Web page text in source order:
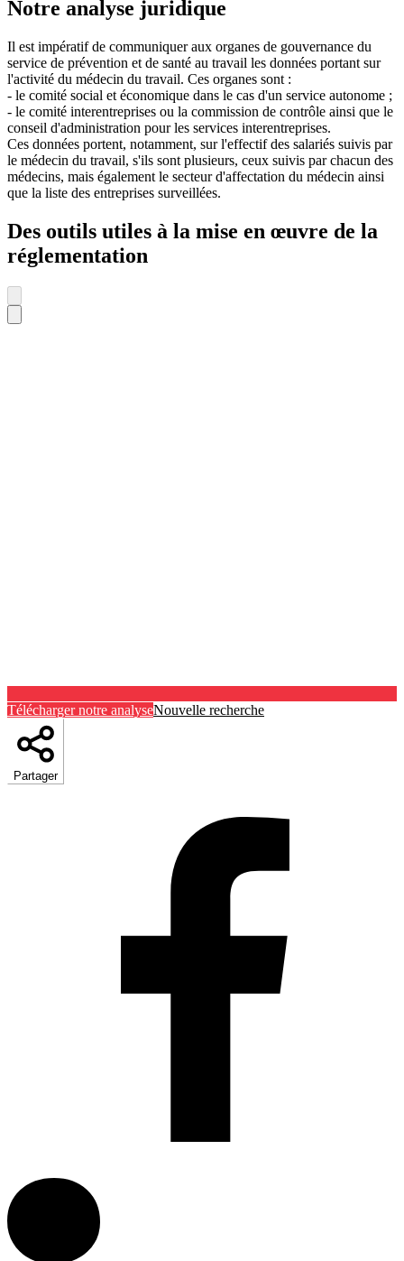
Notre analyse juridique
Il est impératif de communiquer aux organes de gouvernance du
service de prévention et de santé au travail les données portant sur
l'activité du médecin du travail. Ces organes sont :
- le comité social et économique dans le cas d'un service autonome ;
- le comité interentreprises ou la commission de contrôle ainsi que le
conseil d'administration pour les services interentreprises.
Ces données portent, notamment, sur l'effectif des salariés suivis par
le médecin du travail, s'ils sont plusieurs, ceux suivis par chacun des
médecins, mais également le secteur d'affectation du médecin ainsi
que la liste des entreprises surveillées.
Des outils utiles à la mise en œuvre de la
réglementation
Télécharger notre analyseNouvelle recherche
Partager